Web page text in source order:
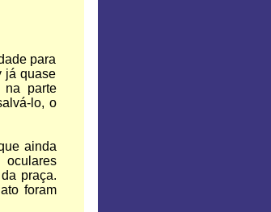
para
já quase
na parte
lo, o
ainda
praça.
foram